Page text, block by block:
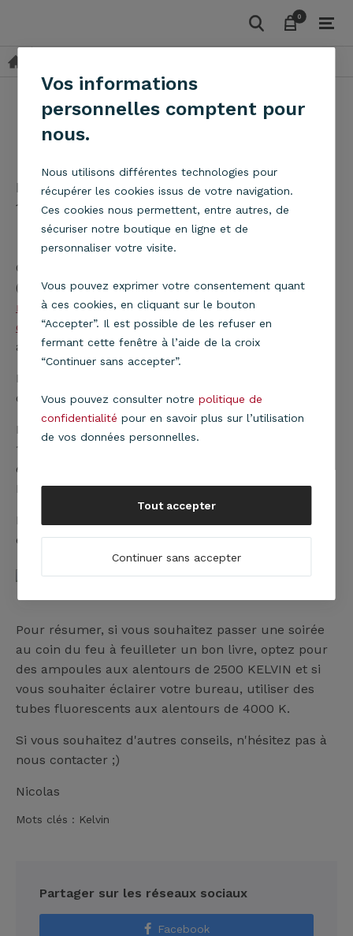
00
Les kelvin
Publié parNicolasdansActualitésle
16/05/2014 à 08:58
Comme promis lors d’un précédent post
(
http://www.e-
metropolight.com/blog/actualites/lumieres-
chaudes-vs-lumieres-froides.html), voici un petit
article sur les KELVIN.
Les KELVIN permettent de mesurer la température
de la couleur.
PRINCIPE : Plus les KELVIN sont élevés (jusqu’à
12000 KELVIN) plus la couleur est froide (donc de
couleur bleue). Plus les KELVIN sont bas (1000
KELVIN) plus la couleur est chaude (rouge/orange).
Le petit dessin ci-dessous vous donne quelques
exemples de tous les jours.
Pour résumer, si vous souhaitez passer une soirée
au coin du feu à feuilleter un bon livre, optez pour
des ampoules aux alentours de 2500 KELVIN et si
vous souhaiter éclairer votre bureau, utiliser des
tubes fluorescents aux alentours de 4000 K.
Si vous souhaitez d'autres conseils, n'hésitez pas à
nous contacter ;)
Nicolas
Mots clés : Kelvin
Partager sur les réseaux sociaux
Facebook
Vos informations
personnelles comptent pour
nous.
Nous utilisons différentes technologies pour
récupérer les cookies issus de votre navigation.
Ces cookies nous permettent, entre autres, de
sécuriser notre boutique en ligne et de
personnaliser votre visite.
Vous pouvez exprimer votre consentement quant
à ces cookies, en cliquant sur le bouton
“Accepter”. Il est possible de les refuser en
fermant cette fenêtre à l’aide de la croix
“Continuer sans accepter”.
Vous pouvez consulter notrepolitique de
confidentialité pour en savoir plus sur l’utilisation
de vos données personnelles.
Continuer sans accepter
Tout accepter